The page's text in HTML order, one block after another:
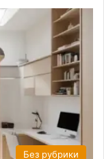
Без рубрики